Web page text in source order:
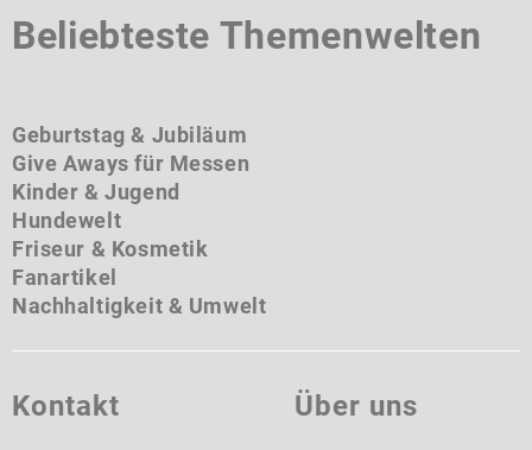
Beliebteste Themenwelten
Geburtstag & Jubiläum
Give Aways für Messen
Kinder & Jugend
Hundewelt
Friseur & Kosmetik
Fanartikel
Nachhaltigkeit & Umwelt
Kontakt Über uns